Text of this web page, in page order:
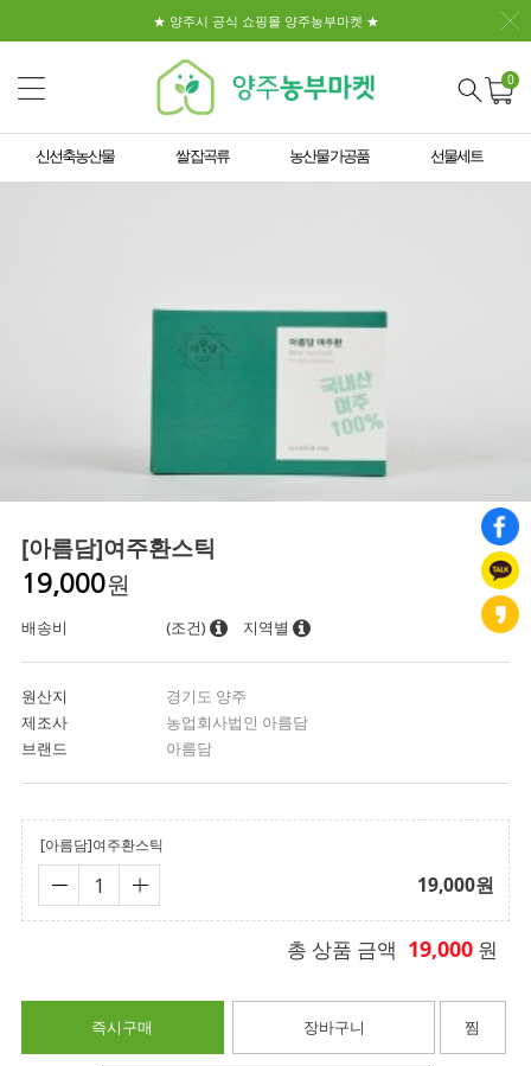
★ 양주시 공식 쇼핑몰 양주농부마켓 ★
0
신선축농산물 쌀 잡곡류 농산물 가공품 선물세트
[아름담]여주환스틱
19,000원
배송비 (조건) 지역별
원산지
경기도 양주
제조사
농업회사법인 아름담
브랜드
아름담
[아름담]여주환스틱
19,000원
총 상품 금액 19,000 원
즉시구매 장바구니 찜